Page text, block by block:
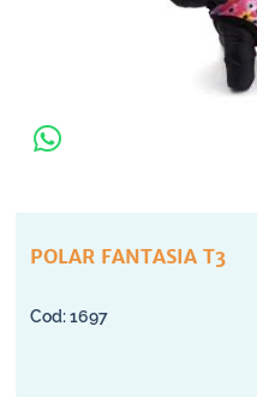
POLAR FANTASIA T3
1697